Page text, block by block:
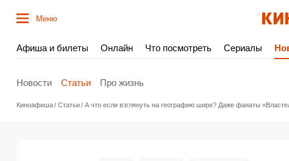
Меню
Афиша и билеты Онлайн Что посмотреть Сериалы
Новости Статьи Про жизнь
Киноафиша Статьи А что если взглянуть на географию шире? Даже фанаты